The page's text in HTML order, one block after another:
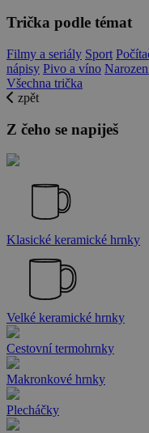
Trička podle témat
Filmy a seriály Sport
nápisy Pivo a víno
Všechna trička
zpět
Z čeho se napiješ
Klasické keramické hrnky
Velké keramické hrnky
Cestovní termohrnky
Makronkové hrnky
Plecháčky